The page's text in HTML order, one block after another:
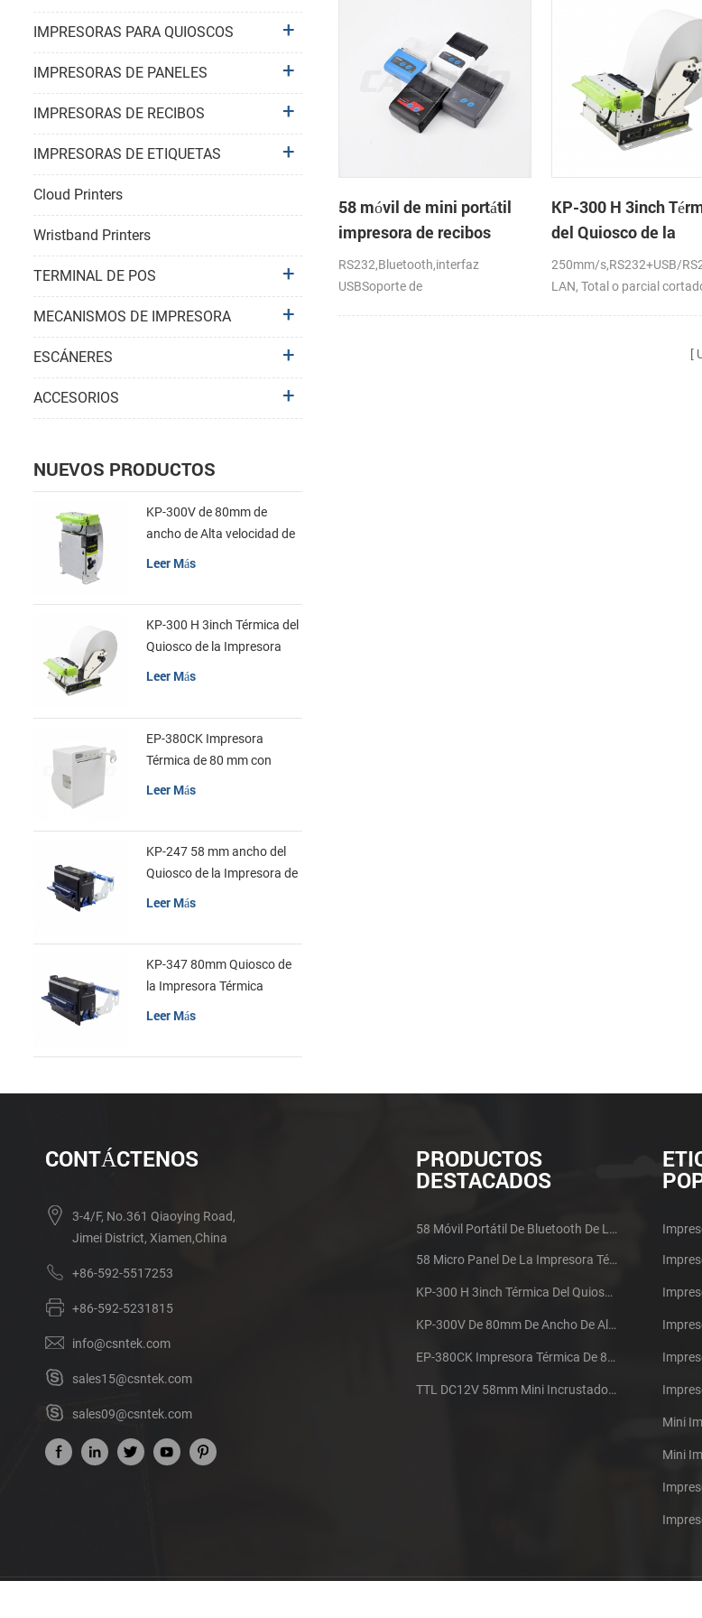
58 móvil de mini portátil
impresora de recibos
térmica para el
móvil/portátil/tablet
RS232,Bluetooth,interfaz
USBSoporte de
KP-300 H 3inch
del Quiosco de la
Impresora Módulo
250mm/s,RS232+USB/
LAN, Total o parcial
IMPRESORAS PARA QUIOSCOS
IMPRESORAS DE PANELES
IMPRESORAS DE RECIBOS
IMPRESORAS DE ETIQUETAS
Cloud Printers
Wristband Printers
TERMINAL DE POS
MECANISMOS DE IMPRESORA
ESCÁNERES
ACCESORIOS
NUEVOS PRODUCTOS
KP-300V de 80mm de
ancho de Alta velocidad de
la Impresora Térmica del
Leer Más
KP-300 H 3inch Térmica del
Quiosco de la Impresora
Módulo de
Leer Más
EP-380CK Impresora
Térmica de 80 mm con
Leer Más
KP-247 58 mm ancho del
Quiosco de la Impresora de
Leer Más
KP-347 80mm Quiosco de
la Impresora Térmica
Leer Más
CONTÁCTENOS
3-4/F, No.361 Qiaoying Road,
Jimei District, Xiamen,China
+86-592-5517253
+86-592-5231815
info@csntek.com
sales15@csntek.com
sales09@csntek.com
PRODUCTOS
DESTACADOS
58 Móvil Portátil De Bluetooth De La Impresora Térmica De PTP-II
58 Micro Panel De La Impresora Térmica De Recibos CSN-A1
KP-300 H 3inch Térmica Del Quiosco De La Impresora Módulo De
KP-300V De 80mm De Ancho De Alta Velocidad De La Impresora Térmica Del Quiosco
EP-380CK Impresora Térmica De 80 Mm Con Bloqueo De La Tapa
TTL DC12V 58mm Mini Incrustado Taxi De La Impresora Térmica De Recibos
Mini
Mini